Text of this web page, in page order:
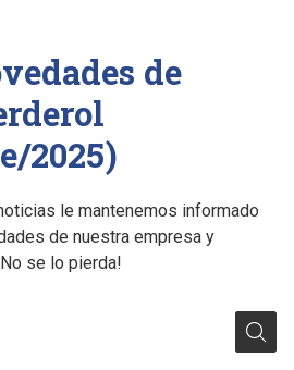
de
2025)
le mantenemos informado
de nuestra empresa y
se lo pierda!